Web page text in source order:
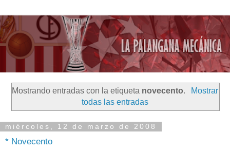
Mostrando entradas con la etiqueta novecento.
Mostrar
todas las entradas
miércoles, 12 de marzo de 2008
* Novecento